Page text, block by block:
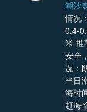
潮汐
情况
0.4-
米 推
安全，祝你
况：
当日
海时
赶海